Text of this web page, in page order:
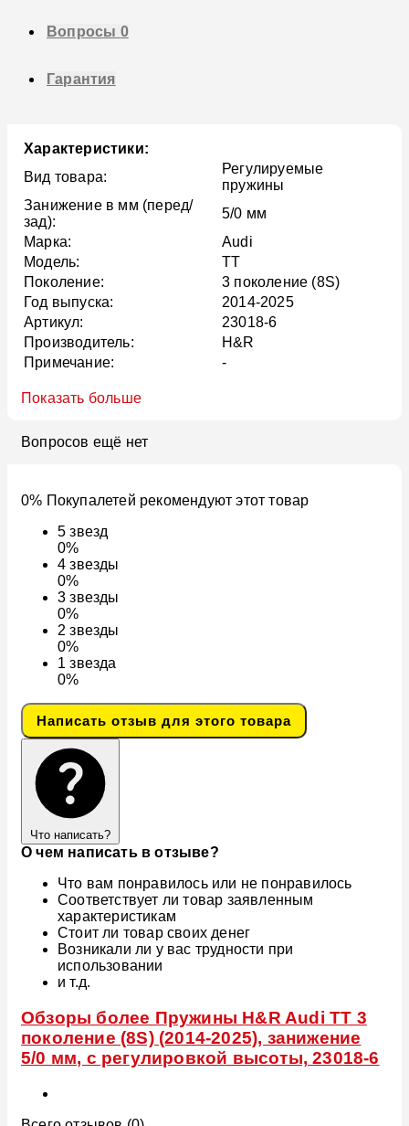
Вопросы 0
Гарантия
Характеристики:
Вид товара:
Регулируемые
пружины
Занижение в мм (перед/
зад):
5/0 мм
Марка:
Audi
Модель:
TT
Поколение:
3 поколение (8S)
Год выпуска:
2014-2025
Артикул:
23018-6
Производитель:
H&R
Примечание:
-
Показать больше
Вопросов ещё нет
0% Покупалетей рекомендуют этот товар
5звезд
0%
4звезды
0%
3звезды
0%
2звезды
0%
1звезда
0%
Написать отзыв для этого товара
Что написать?
О чем написать в отзыве?
Что вам понравилось или не понравилось
Соответствует ли товар заявленным
характеристикам
Стоит ли товар своих денег
Возникали ли у вас трудности при
использовании
и т.д.
Обзоры более Пружины H&R Audi TT 3
поколение (8S) (2014-2025), занижение
5/0 мм, с регулировкой высоты, 23018-6